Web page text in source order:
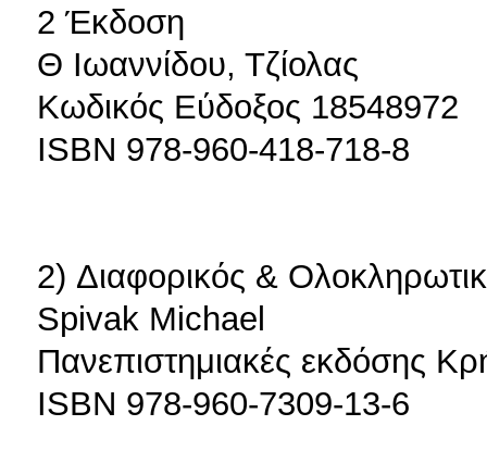
2 Έκδοση
Θ Ιωαννίδου, Τζίολας
Κωδικός Εύδοξος 18548972
ISBN 978-960-418-718-8
2) Διαφορικός &
Spivak Michael
Πανεπιστημιακές εκδόσης
ISBN 978-960-7309-13-6